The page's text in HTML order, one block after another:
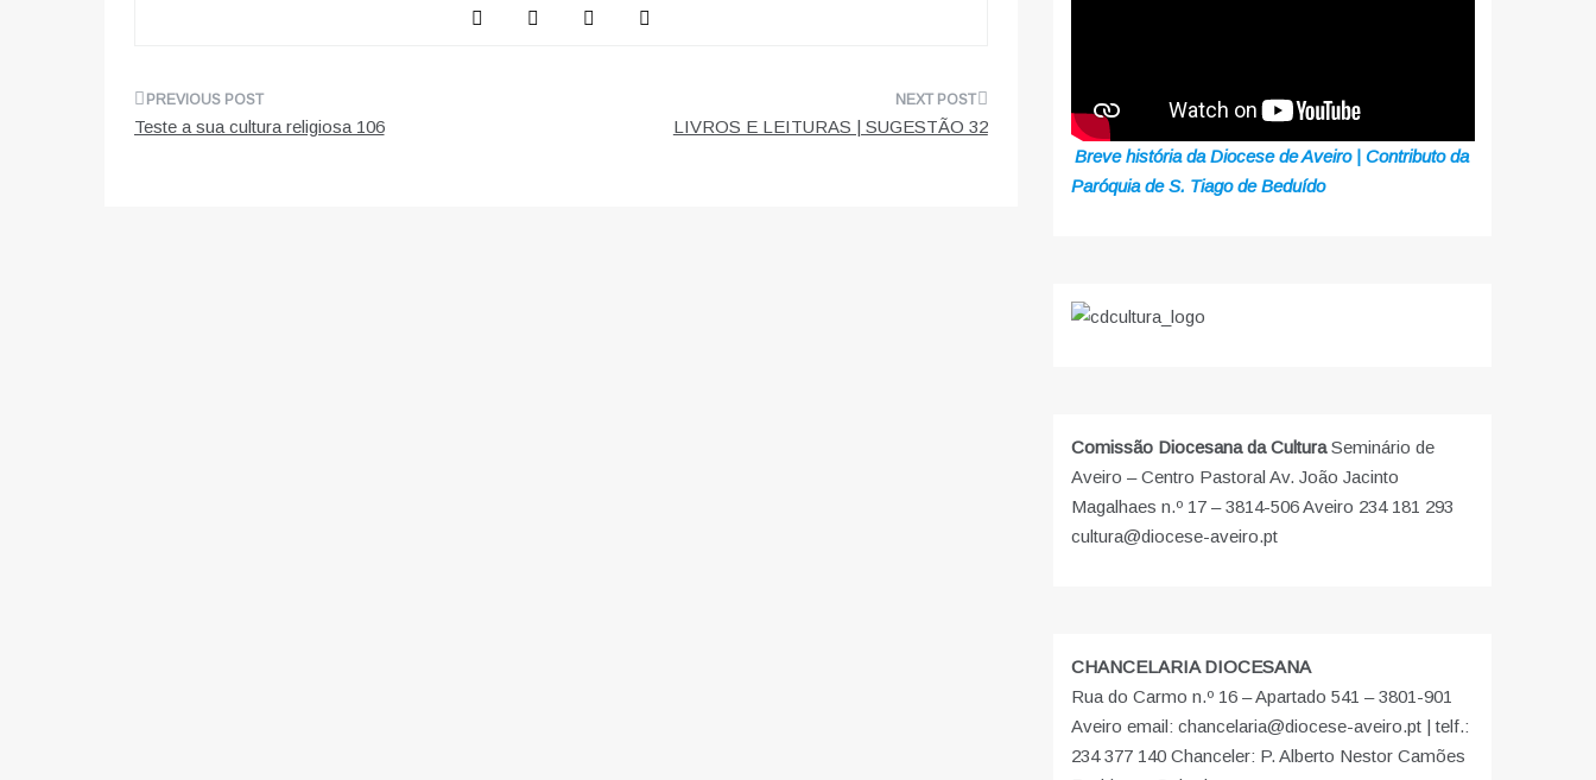
Navegação
Teste a sua cultura religiosa 106 LIVROS E LEITURAS | SUGESTÃO 32
Breve história da Diocese de Aveiro | Contributo da
Paróquia de S. Tiago de Beduído
Comissão Diocesana da CulturaSeminário de
Aveiro – Centro Pastoral Av. João Jacinto
Magalhaes n.º 17 – 3814-506 Aveiro 234 181 293
cultura@diocese-aveiro.pt
CHANCELARIA DIOCESANA
Rua do Carmo n.º 16 – Apartado 541 – 3801-901
Aveiro email: chancelaria@diocese-aveiro.pt | telf.:
234 377 140 Chanceler: P. Alberto Nestor Camões